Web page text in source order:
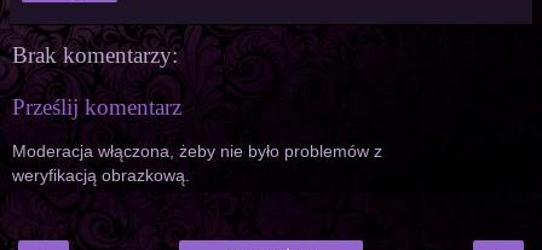
Brak komentarzy:
Prześlij komentarz
Moderacja włączona, żeby nie było problemów z
weryfikacją obrazkową.